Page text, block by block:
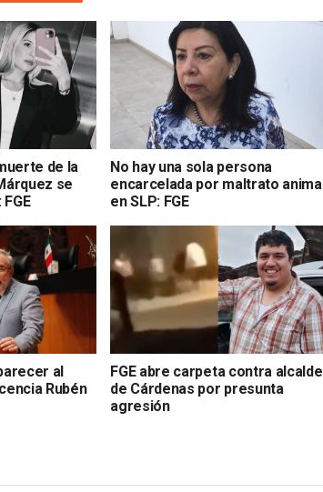
de la
se
No hay una sola persona
encarcelada por maltrato animal
en SLP: FGE
al
Rubén
FGE abre carpeta contra alcalde
de Cárdenas por presunta
agresión